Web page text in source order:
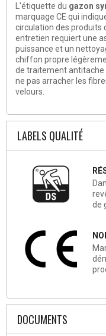
L'étiquette du gazon
marquage CE qui
circulation des produits
entretien requiert une
puissance et un
chiffon propre
de traitement antitache
ne pas arracher les
velours.
LABELS QUALITÉ
de
DOCUMENTS